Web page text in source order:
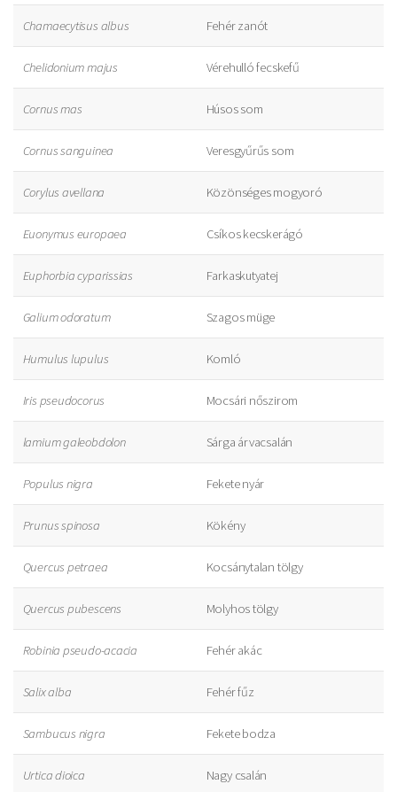
Chamaecytisus albus Fehér zanót
Chelidonium majus Vérehulló fecskefű
Cornus mas Húsos som
Cornus sanguinea Veresgyűrűs som
Corylus avellana Közönséges mogyoró
Euonymus europaea Csíkos kecskerágó
Euphorbia cyparissias Farkaskutyatej
Galium odoratum Szagos müge
Humulus lupulus Komló
Iris pseudocorus Mocsári nőszirom
lamium galeobdolon Sárga árvacsalán
Populus nigra Fekete nyár
Prunus spinosa Kökény
Quercus petraea Kocsánytalan tölgy
Quercus pubescens Molyhos tölgy
Robinia pseudo-acacia Fehér akác
Salix alba Fehér fűz
Sambucus nigra Fekete bodza
Urtica dioica Nagy csalán